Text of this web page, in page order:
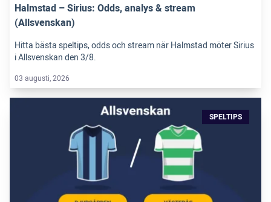
Halmstad – Sirius: Odds, analys & stream
(Allsvenskan)
Hitta bästa speltips, odds och stream när Halmstad möter Sirius
i Allsvenskan den 3/8.
03 augusti, 2026
SPELTIPS